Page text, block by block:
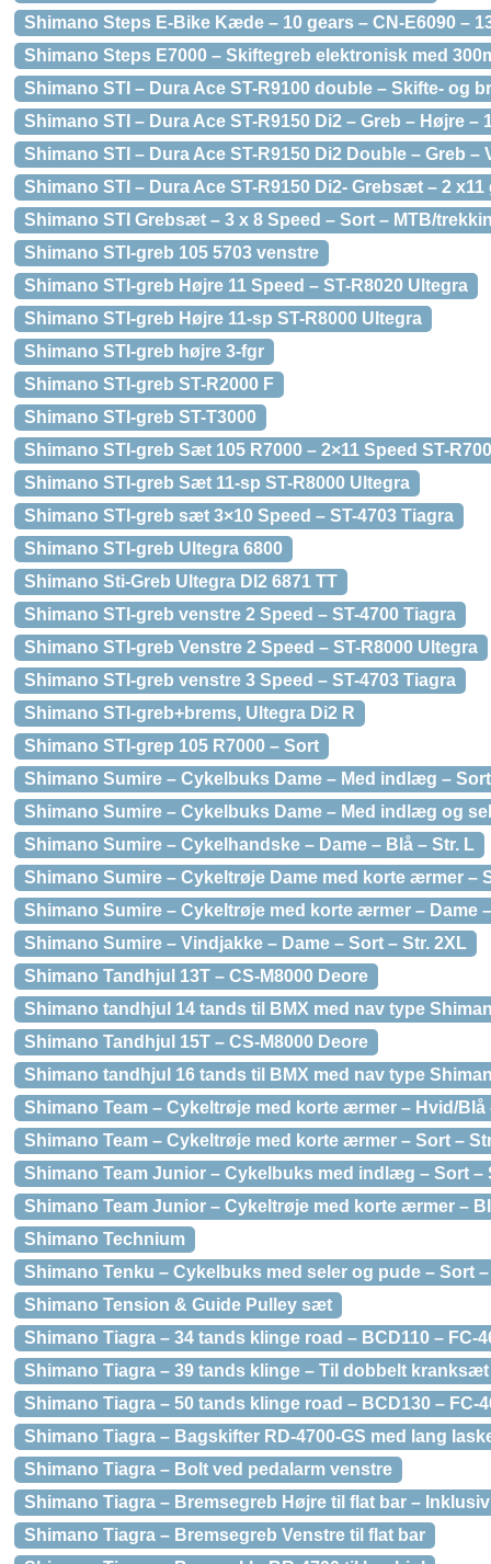
Shimano Steps E-Bike Kæde – 10 gears – CN-E6090 –
Shimano Steps E7000 – Skiftegreb elektronisk med
Shimano STI – Dura Ace ST-R9100 double – Skifte- og
Shimano STI – Dura Ace ST-R9150 Di2 – Greb – Højre –
Shimano STI – Dura Ace ST-R9150 Di2 Double – Greb –
Shimano STI – Dura Ace ST-R9150 Di2- Grebsæt – 2
Shimano STI Grebsæt – 3 x 8 Speed – Sort – MTB/
Shimano STI-greb 105 5703 venstre
Shimano STI-greb Højre 11 Speed – ST-R8020 Ultegra
Shimano STI-greb Højre 11-sp ST-R8000 Ultegra
Shimano STI-greb højre 3-fgr
Shimano STI-greb ST-R2000 F
Shimano STI-greb ST-T3000
Shimano STI-greb Sæt 105 R7000 – 2×11 Speed ST-
Shimano STI-greb Sæt 11-sp ST-R8000 Ultegra
Shimano STI-greb sæt 3×10 Speed – ST-4703 Tiagra
Shimano STI-greb Ultegra 6800
Shimano Sti-Greb Ultegra DI2 6871 TT
Shimano STI-greb venstre 2 Speed – ST-4700 Tiagra
Shimano STI-greb Venstre 2 Speed – ST-R8000 Ultegra
Shimano STI-greb venstre 3 Speed – ST-4703 Tiagra
Shimano STI-greb+brems, Ultegra Di2 R
Shimano STI-grep 105 R7000 – Sort
Shimano Sumire – Cykelbuks Dame – Med indlæg –
Shimano Sumire – Cykelbuks Dame – Med indlæg og
Shimano Sumire – Cykelhandske – Dame – Blå – Str. L
Shimano Sumire – Cykeltrøje Dame med korte ærmer –
Shimano Sumire – Cykeltrøje med korte ærmer – Dame
Shimano Sumire – Vindjakke – Dame – Sort – Str. 2XL
Shimano Tandhjul 13T – CS-M8000 Deore
Shimano tandhjul 14 tands til BMX med nav type
Shimano Tandhjul 15T – CS-M8000 Deore
Shimano tandhjul 16 tands til BMX med nav type
Shimano Team – Cykeltrøje med korte ærmer – Hvid/Blå
Shimano Team – Cykeltrøje med korte ærmer – Sort –
Shimano Team Junior – Cykelbuks med indlæg – Sort –
Shimano Team Junior – Cykeltrøje med korte ærmer –
Shimano Technium
Shimano Tenku – Cykelbuks med seler og pude – Sort –
Shimano Tension & Guide Pulley sæt
Shimano Tiagra – 34 tands klinge road – BCD110 – FC-
Shimano Tiagra – 39 tands klinge – Til dobbelt kranksæt
Shimano Tiagra – 50 tands klinge road – BCD130 – FC-
Shimano Tiagra – Bagskifter RD-4700-GS med lang
Shimano Tiagra – Bolt ved pedalarm venstre
Shimano Tiagra – Bremsegreb Højre til flat bar –
Shimano Tiagra – Bremsegreb Venstre til flat bar